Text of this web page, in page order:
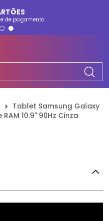
de pagamento
Tablet Samsung Galaxy
RAM 10.9" 90Hz Cinza